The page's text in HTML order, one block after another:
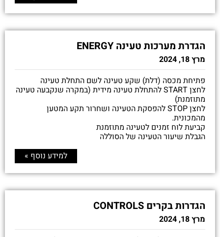
הגדרת מערכות טעינה ENERGY
מרץ 18, 2024
פתיחת מכסה (דלת) שקע טעינה לשם התחלת טעינה
לחצן START להתחלת טעינה מידית (במקרה שנקבעה טעינה
מתוזמנת)
לחצן STOP להפסקת הטעינה ושחרור תקע המטען
מהמכונית.
קביעת לוח זמנים לטעינה מתוזמנת
הגבלת שיעור הטעינה של הסוללה
למידע נוסף »
הגדרות בקרים CONTROLS
מרץ 18, 2024